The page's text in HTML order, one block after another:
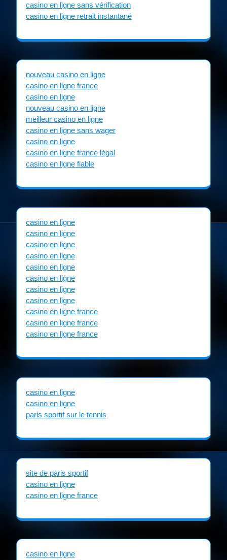
casino en ligne sans vérification
casino en ligne retrait instantané
nouveau casino en ligne
casino en ligne france
casino en ligne
nouveau casino en ligne
meilleur casino en ligne
casino en ligne sans wager
casino en ligne
casino en ligne france légal
casino en ligne fiable
casino en ligne
casino en ligne
casino en ligne
casino en ligne
casino en ligne
casino en ligne
casino en ligne
casino en ligne
casino en ligne france
casino en ligne france
casino en ligne france
casino en ligne
casino en ligne
paris sportif sur le tennis
site de paris sportif
casino en ligne
casino en ligne france
casino en ligne